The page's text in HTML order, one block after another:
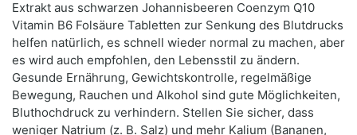
Extrakt aus schwarzen Johannisbeeren Coenzym Q10
Vitamin B6 Folsäure Tabletten zur Senkung des Blutdrucks
helfen natürlich, es schnell wieder normal zu machen, aber
es wird auch empfohlen, den Lebensstil zu ändern.
Gesunde Ernährung, Gewichtskontrolle, regelmäßige
Bewegung, Rauchen und Alkohol sind gute Möglichkeiten,
Bluthochdruck zu verhindern. Stellen Sie sicher, dass
weniger Natrium (z. B. Salz) und mehr Kalium (Bananen,